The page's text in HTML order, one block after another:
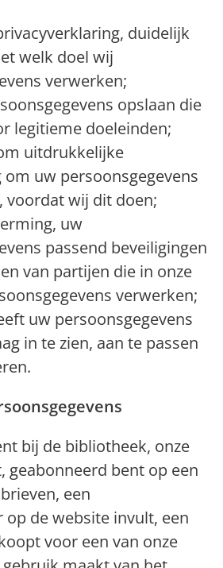
duidelijk
welk doel wij
verwerken;
opslaan die
legitieme doeleinden;
uitdrukkelijke
uw persoonsgegevens
voordat wij dit doen;
uw
passend beveiligingen
van partijen die in onze
verwerken;
uw persoonsgegevens
in te zien, aan te passen
bij de bibliotheek, onze
geabonneerd bent op een
een
de website invult, een
voor een van onze